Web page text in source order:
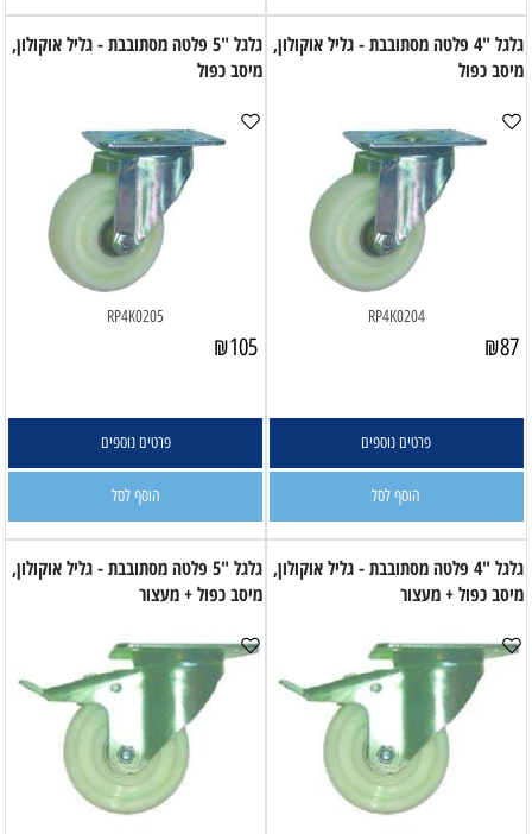
גלגל "4 פלטה מסתובבת - גליל אוקולון,
מיסב כפול
RP4K0204
₪87
פרטים נוספים
הוסף לסל
גלגל "5 פלטה מסתובבת - גליל אוקולון,
מיסב כפול
RP4K0205
₪105
פרטים נוספים
הוסף לסל
גלגל "4 פלטה מסתובבת - גליל אוקולון,
מיסב כפול + מעצור
גלגל "5 פלטה מסתובבת - גליל אוקולון,
מיסב כפול + מעצור